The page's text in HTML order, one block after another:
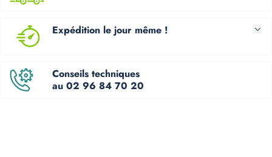
Expédition le jour même !
Conseils techniques
au 02 96 84 70 20